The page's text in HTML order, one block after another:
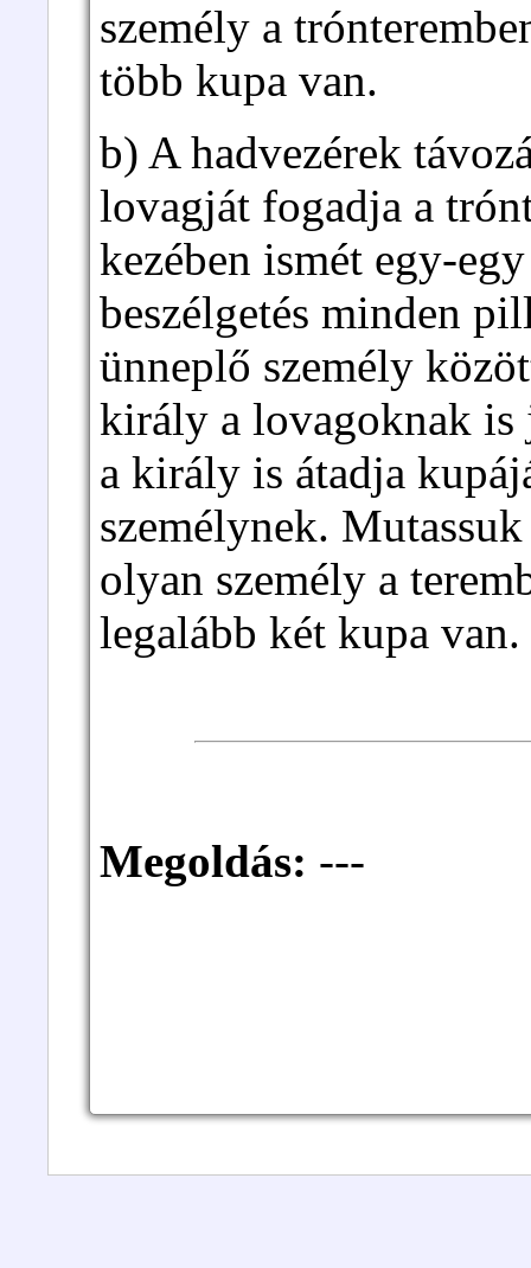
személy a
több kupa van.
b) A hadvezérek
lovagját fogadja a
kezében ismét egy-
beszélgetés minden
ünneplő személy
király a lovagoknak is
a király is átadja
személynek.
olyan személy a
legalább két kupa van.
Megoldás: ---